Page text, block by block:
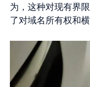
为，这种对现有界
了对域名所有权和